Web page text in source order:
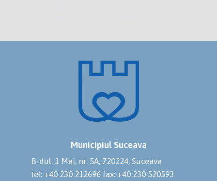
Municipiul Suceava
B-dul. 1 Mai, nr. 5A, 720224, Suceava
tel: +40 230 212696 fax: +40 230 520593